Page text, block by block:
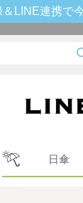
LINE連携で
日傘